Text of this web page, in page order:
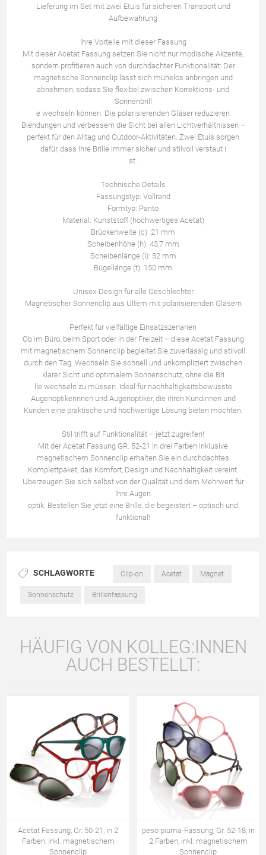
Lieferung im Set mit zwei Etuis für sicheren Transport und
Aufbewahrung
Ihre Vorteile mit dieser Fassung
Mit dieser Acetat Fassung setzen Sie nicht nur modische Akzente,
sondern profitieren auch von durchdachter Funktionalität: Der
magnetische Sonnenclip lässt sich mühelos anbringen und
abnehmen, sodass Sie flexibel zwischen Korrektions- und
Sonnenbrill
e wechseln können. Die polarisierenden Gläser reduzieren
Blendungen und verbessern die Sicht bei allen Lichtverhältnissen –
perfekt für den Alltag und Outdoor-Aktivitäten. Zwei Etuis sorgen
dafür, dass Ihre Brille immer sicher und stilvoll verstaut i
st.
Technische Details
Fassungstyp: Vollrand
Formtyp: Panto
Material: Kunststoff (hochwertiges Acetat)
Brückenweite (c): 21 mm
Scheibenhöhe (h): 43,7 mm
Scheibenlänge (l): 52 mm
Bügellänge (t): 150 mm
Unisex-Design für alle Geschlechter
Magnetischer Sonnenclip aus Ultem mit polarisierenden Gläsern
Perfekt für vielfältige Einsatzszenarien
Ob im Büro, beim Sport oder in der Freizeit – diese Acetat Fassung
mit magnetischem Sonnenclip begleitet Sie zuverlässig und stilvoll
durch den Tag. Wechseln Sie schnell und unkompliziert zwischen
klarer Sicht und optimalem Sonnenschutz, ohne die Bri
lle wechseln zu müssen. Ideal für nachhaltigkeitsbewusste
Augenoptikerinnen und Augenoptiker, die ihren Kundinnen und
Kunden eine praktische und hochwertige Lösung bieten möchten.
Stil trifft auf Funktionalität – jetzt zugreifen!
Mit der Acetat Fassung GR. 52-21 in drei Farben inklusive
magnetischem Sonnenclip erhalten Sie ein durchdachtes
Komplettpaket, das Komfort, Design und Nachhaltigkeit vereint.
Überzeugen Sie sich selbst von der Qualität und dem Mehrwert für
Ihre Augen
optik. Bestellen Sie jetzt eine Brille, die begeistert – optisch und
funktional!
SCHLAGWORTE Clip-on Acetat Magnet
Sonnenschutz Brillenfassung
HÄUFIG VON KOLLEG:INNEN
AUCH BESTELLT:
Acetat Fassung, Gr. 50-21, in 2
Farben, inkl. magnetischem
Sonnenclip
peso piuma-Fassung, Gr. 52-18, in
2 Farben, inkl. magnetischem
Sonnenclip